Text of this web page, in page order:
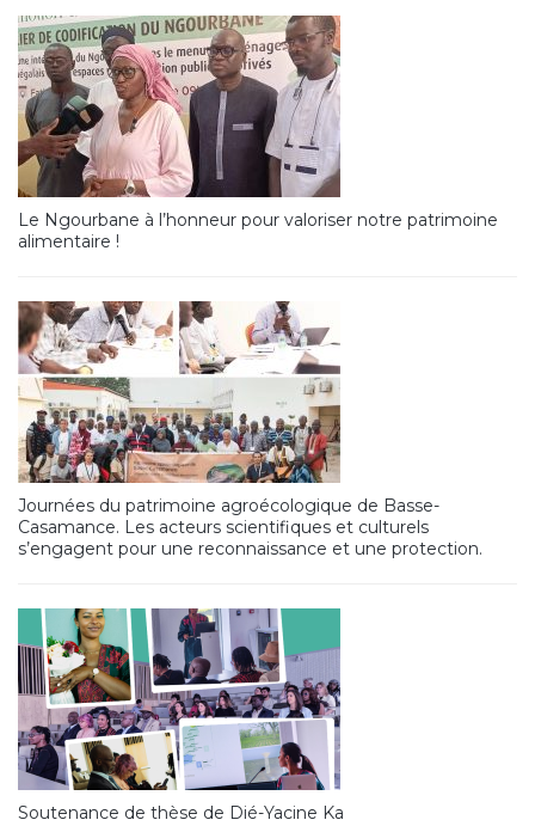
Le Ngourbane à l’honneur pour valoriser notre patrimoine
alimentaire !
Journées du patrimoine agroécologique de Basse-
Casamance. Les acteurs scientifiques et culturels
s’engagent pour une reconnaissance et une protection.
Soutenance de thèse de Dié-Yacine Ka